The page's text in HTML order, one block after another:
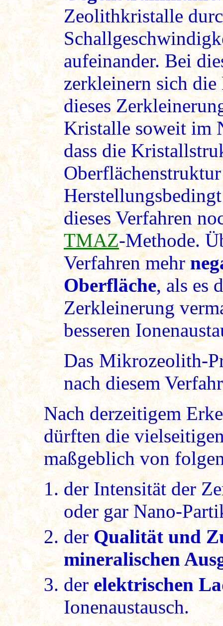
Zeolithkristalle
aufeinander. Bei
zerkleinern sich
dieses
Kristalle soweit im
dass die
dieses Verfahren
TMAZ-Methode.
Verfahren mehr
Oberfläche, als es
Zerkleinerung
besseren
Das Mikrozeolith-
nach diesem
Nach derzeitigem
dürften die
maßgeblich von
der Intensität der
oder gar Nano-
derQualität und
mineralischen
derelektrischen
Ionenaustausch.